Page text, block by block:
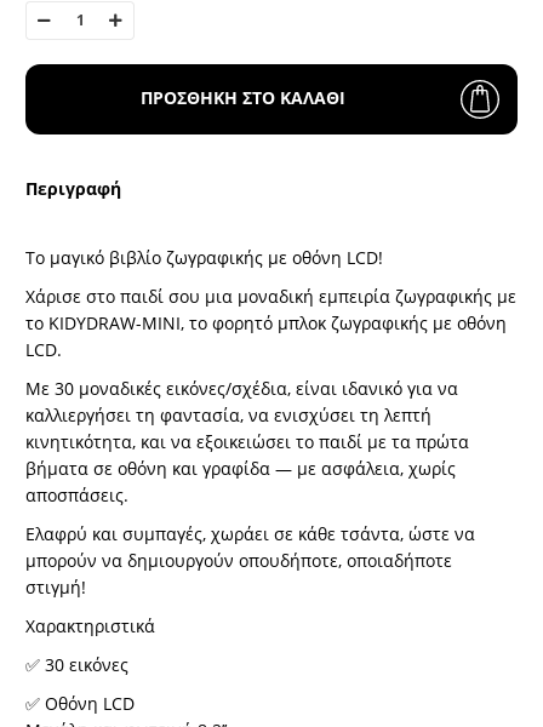
ΠΡΟΣΘΗΚΗ ΣΤΟ ΚΑΛΑΘΙ
Περιγραφή
Το μαγικό βιβλίο ζωγραφικής με οθόνη LCD!
Χάρισε στο παιδί σου μια μοναδική εμπειρία ζωγραφικής με
το KIDYDRAW-MINI, το φορητό μπλοκ ζωγραφικής με οθόνη
LCD.
Με 30 μοναδικές εικόνες/σχέδια, είναι ιδανικό για να
καλλιεργήσει τη φαντασία, να ενισχύσει τη λεπτή
κινητικότητα, και να εξοικειώσει το παιδί με τα πρώτα
βήματα σε οθόνη και γραφίδα — με ασφάλεια, χωρίς
αποσπάσεις.
Ελαφρύ και συμπαγές, χωράει σε κάθε τσάντα, ώστε να
μπορούν να δημιουργούν οπουδήποτε, οποιαδήποτε
στιγμή!
Χαρακτηριστικά
✅ 30 εικόνες
✅ Οθόνη LCD